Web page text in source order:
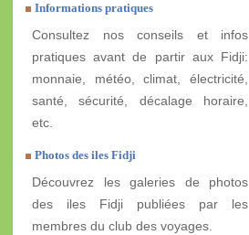
Informations pratiques
Consultez nos conseils et infos
pratiques avant de partir aux Fidji:
monnaie, météo, climat, électricité,
santé, sécurité, décalage horaire,
etc.
Photos des iles Fidji
Découvrez les galeries de photos
des iles Fidji publiées par les
membres du club des voyages.